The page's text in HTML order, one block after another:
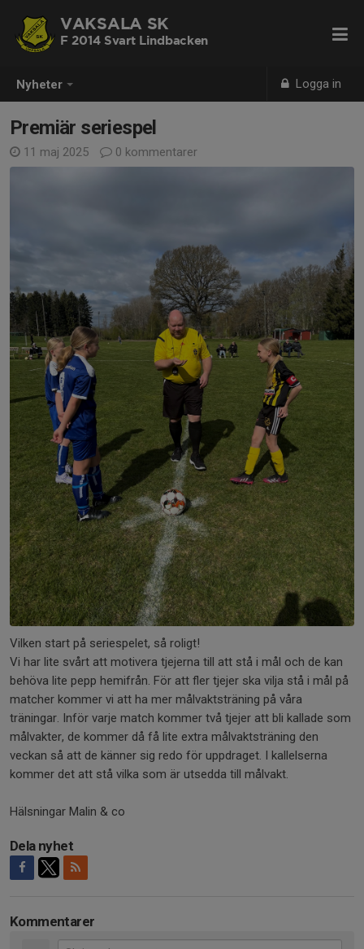
Nyheter Logga in
VAKSALA SK
F 2014 Svart Lindbacken
Premiär seriespel
11 maj 2025 0 kommentarer
Vilken start på seriespelet, så roligt!
Vi har lite svårt att motivera tjejerna till att stå i mål och de kan
behöva lite pepp hemifrån. För att fler tjejer ska vilja stå i mål på
matcher kommer vi att ha mer målvaktsträning på våra
träningar. Inför varje match kommer två tjejer att bli kallade som
målvakter, de kommer då få lite extra målvaktsträning den
veckan så att de känner sig redo för uppdraget. I kallelserna
kommer det att stå vilka som är utsedda till målvakt.
Hälsningar Malin & co
Dela nyhet
Kommentarer